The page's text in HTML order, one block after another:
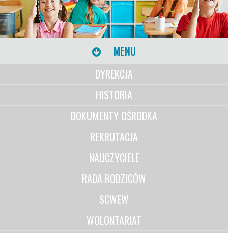
MENU
DYREKCJA
HISTORIA
DOKUMENTY OŚRODKA
REKRUTACJA
NAUCZYCIELE
RADA RODZICÓW
SCWEW
WOLONTARIAT